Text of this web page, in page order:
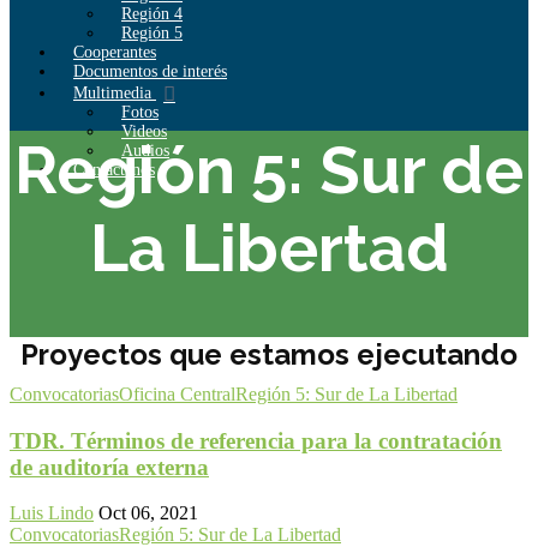
Región 4
Región 5
Cooperantes
Documentos de interés
Multimedia
Fotos
Videos
Audios
Contáctenos
Región 5: Sur de
La Libertad
Proyectos que estamos ejecutando
ConvocatoriasOficina CentralRegión 5: Sur de La Libertad
TDR. Términos de referencia para la contratación
de auditoría externa
Luis Lindo Oct 06, 2021
ConvocatoriasRegión 5: Sur de La Libertad